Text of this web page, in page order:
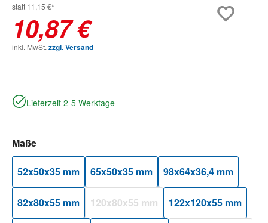
statt11,15 €*
10,87 €
inkl. MwSt. zzgl. Versand
Lieferzeit 2-5 Werktage
Maßeauswählen
52x50x35 mm 65x50x35 mm 98x64x36,4 mm
82x80x55 mm 120x80x55 mm(Diese Option ist zurzeit nicht verfügbar.)
122x120x55 mm